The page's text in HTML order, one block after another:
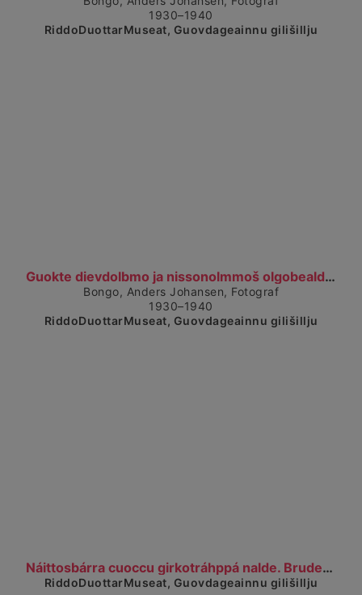
1930–1940
RiddoDuottarMuseat, Guovdageainnu gilišillju
Guokte dievdolbmo ja nissonolmmoš olgobealde dimbb...
Čájet dárkkes dieđuid
Bongo, Anders Johansen, Fotograf
1930–1940
RiddoDuottarMuseat, Guovdageainnu gilišillju
Náittosbárra cuoccu girkotráhppá nalde. Brudepar s...
Čájet dárkkes dieđuid
RiddoDuottarMuseat, Guovdageainnu gilišillju